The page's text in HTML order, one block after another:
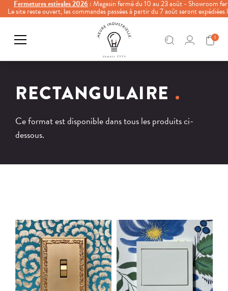
RECTANGULAIRE
Ce format est disponible dans tous les produits ci-
dessous.
Fermetures estivales 2026 : Magasin fermé du 10 au 23 août - Showroom
Le site reste ouvert, les commandes passées à partir du 7 août seront
1